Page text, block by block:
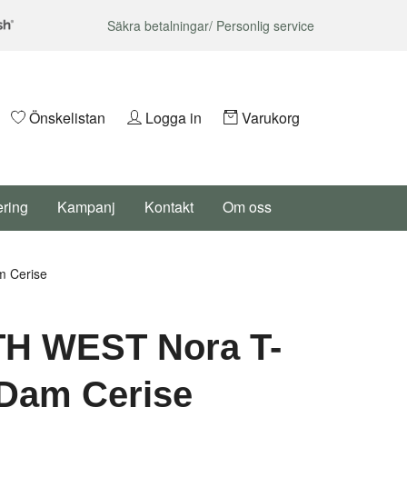
Säkra betalningar/ Personlig service
Önskelistan Logga in Varukorg
Kampanj Kontakt Om oss
Cerise
WEST Nora T-
Cerise